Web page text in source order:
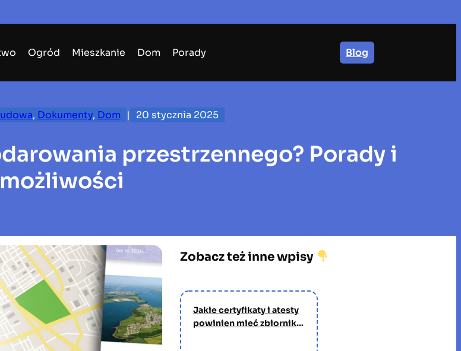
Ogród Mieszkanie Dom Porady Blog
, Dokumenty, Dom | 20 stycznia 2025
przestrzennego? Porady i
możliwości
Zobacz też inne wpisy
Jakie certyfikaty i atesty
powinien mieć zbiornik